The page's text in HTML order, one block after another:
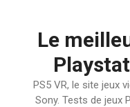
Le
PS5 VR, le site jeux
Sony. Tests de jeux